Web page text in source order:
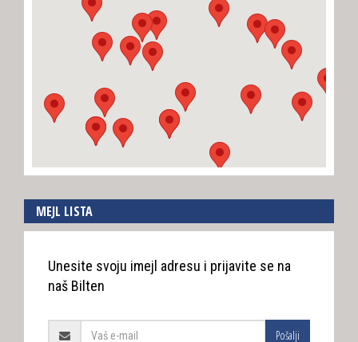
MEJL LISTA
Unesite svoju imejl adresu i prijavite se na
naš Bilten
Pošalji